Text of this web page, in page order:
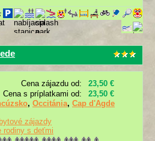
Cena zájazdu od:
23,50 €
Cena s príplatkami od:
23,50 €
, Occitánia, Cap d'Agde
zájazdy
rodiny s deťmi